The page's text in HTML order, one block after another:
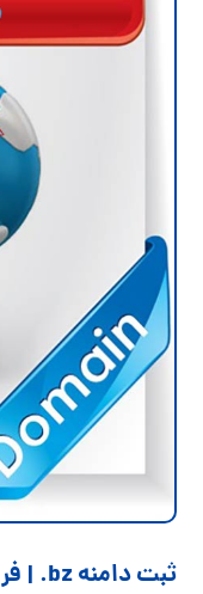
ثبت دامنه bz. | فروش دامین bz